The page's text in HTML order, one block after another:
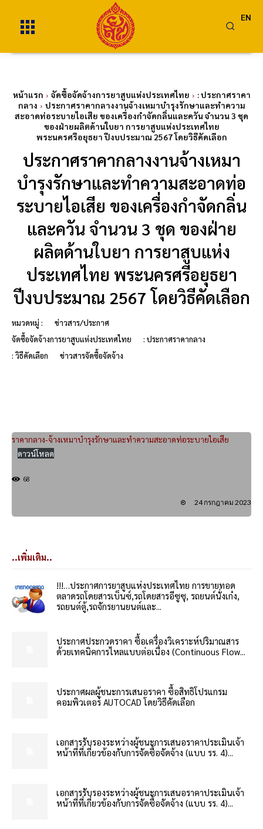
EN
หน้าแรก จัดซื้อจัดจ้างการยาสูบแห่งประเทศไทย
: ประกาศราคา
กลาง
ประกาศราคากลางงานจ้างเหมาบำรุงรักษาและทำความ
สะอาดท่อระบายไอเสีย ของเครื่องกำจัดกลิ่นและควัน จำนวน 3 ชุด
ของฝ่ายผลิตด้านใบยา การยาสูบแห่งประเทศไทย
พระนครศรีอยุธยา ปีงบประมาณ 2567 โดยวิธีคัดเลือก
ประกาศราคากลางงานจ้างเหมา
บำรุงรักษาและทำความสะอาดท่อ
ระบายไอเสีย ของเครื่องกำจัดกลิ่น
และควัน จำนวน 3 ชุด ของฝ่าย
ผลิตด้านใบยา การยาสูบแห่ง
ประเทศไทย พระนครศรีอยุธยา
ปีงบประมาณ 2567 โดยวิธีคัดเลือก
หมวดหมู่ :
ข่าวสาร/ประกาศ
จัดซื้อจัดจ้างการยาสูบแห่งประเทศไทย
: ประกาศราคากลาง
: วิธีคัดเลือก
ข่าวสารจัดซื้อจัดจ้าง
ราคากลาง-จ้างเหมาบำรุงรักษาและทำความสะอาดท่อระบายไอเสีย
ดาวน์โหลด
68
24 กรกฎาคม 2023
..เพิ่มเติม..
!!!…ประกาศการยาสูบแห่งประเทศไทย การขายทอด
ตลาดรถโดยสารเบ็นซ์,รถโดยสารอีซูซุ, รถยนต์นั่งเก๋ง,
รถยนต์ตู้,รถจักรยานยนต์และ...
ประกาศประกวดราคา ซื้อเครื่องวิเคราะห์ปริมาณสาร
ด้วยเทคนิคการไหลแบบต่อเนื่อง (Continuous Flow...
ประกาศผลผู้ชนะการเสนอราคา ซื้อสิทธิโปรแกรม
คอมพิวเตอร์ AUTOCAD โดยวิธีคัดเลือก
เอกสารรับรองระหว่างผู้ชนะการเสนอราคาประเมินเจ้า
หน้าที่ที่เกี่ยวข้องกับการจัดซื้อจัดจ้าง (แบบ รร. 4)...
เอกสารรับรองระหว่างผู้ชนะการเสนอราคาประเมินเจ้า
หน้าที่ที่เกี่ยวข้องกับการจัดซื้อจัดจ้าง (แบบ รร. 4)...